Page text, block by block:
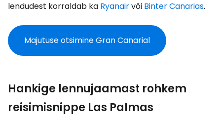
lendudest korraldab ka Ryanairvõi Binter Canarias.
Majutuse otsimine Gran Canarial
Hankige lennujaamast rohkem
reisimisnippe Las Palmas